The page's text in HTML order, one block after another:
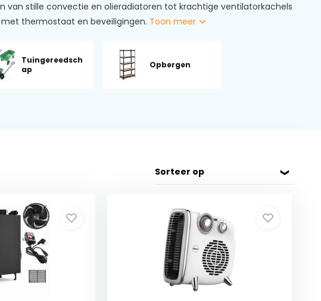
van stille convectie en olieradiatoren tot krachtige ventilatorkachels
thermostaat en beveiligingen. Toon meer
Tuingereedsch
ap
Opbergen
Sorteer op